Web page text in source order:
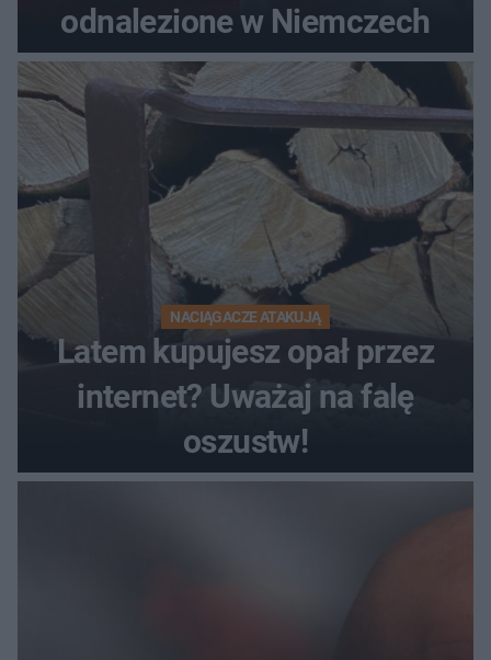
odnalezione w Niemczech
NACIĄGACZE ATAKUJĄ
Latem kupujesz opał przez
internet? Uważaj na falę
oszustw!